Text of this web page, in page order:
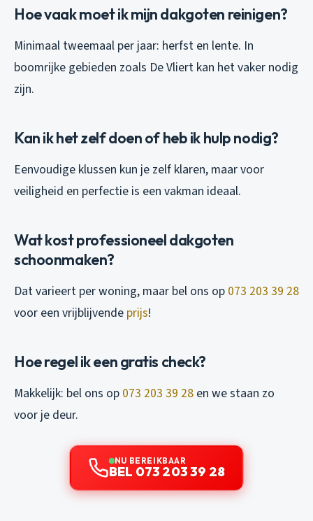
Hoe vaak moet ik mijn dakgoten reinigen?
Minimaal tweemaal per jaar: herfst en lente. In
boomrijke gebieden zoals De Vliert kan het vaker nodig
zijn.
Kan ik het zelf doen of heb ik hulp nodig?
Eenvoudige klussen kun je zelf klaren, maar voor
veiligheid en perfectie is een vakman ideaal.
Wat kost professioneel dakgoten
schoonmaken?
Dat varieert per woning, maar bel ons op 073 203 39 28
voor een vrijblijvende prijs!
Hoe regel ik een gratis check?
Makkelijk: bel ons op 073 203 39 28 en we staan zo
voor je deur.
NU BEREIKBAAR
BEL 073 203 39 28